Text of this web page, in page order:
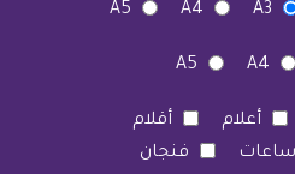
A3
A4
A5
A4
A5
أعلام
أقلام
ساعات
فنجان